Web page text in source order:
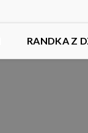
RANDKA Z